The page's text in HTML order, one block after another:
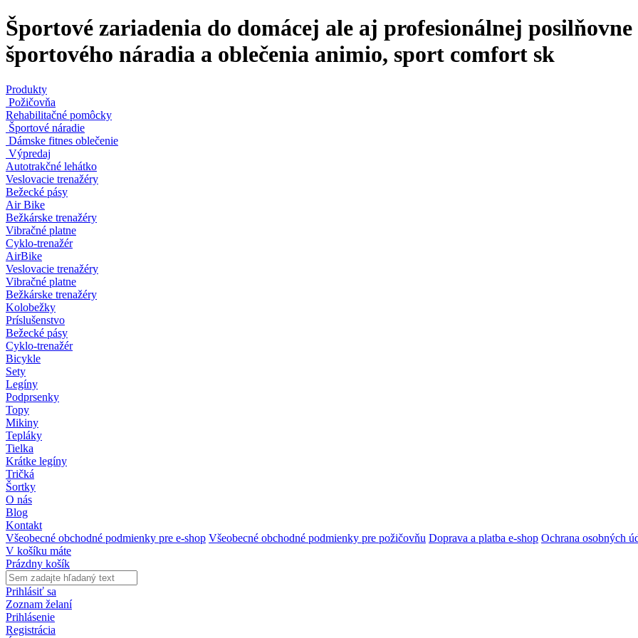
Športové zariadenia do domácej ale aj profesionálnej
športového náradia a oblečenia animio, sport comfort sk
Produkty
Požičovňa
Rehabilitačné pomôcky
Športové náradie
Dámske fitnes oblečenie
Výpredaj
Autotrakčné lehátko
Veslovacie trenažéry
Bežecké pásy
Air Bike
Bežkárske trenažéry
Vibračné platne
Cyklo-trenažér
AirBike
Veslovacie trenažéry
Vibračné platne
Bežkárske trenažéry
Kolobežky
Príslušenstvo
Bežecké pásy
Cyklo-trenažér
Bicykle
Sety
Legíny
Podprsenky
Topy
Mikiny
Tepláky
Tielka
Krátke legíny
Tričká
Šortky
O nás
Blog
Kontakt
Všeobecné obchodné podmienky pre e-shop Všeobecné obchodné podmienky pre požičovňu Doprava a platba e-shop Ochrana osobných
V košíku máte
Prázdny košík
Prihlásiť sa
Zoznam želaní
Prihlásenie
Registrácia